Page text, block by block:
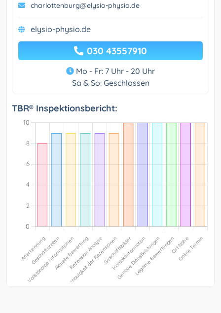
charlottenburg@elysio-physio.de
elysio-physio.de
030 43557910
Mo - Fr: 7 Uhr - 20 Uhr
Sa & So: Geschlossen
TBR® Inspektionsbericht: